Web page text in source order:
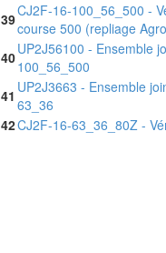
39CJ2F-16-100_56_500 -
course 500 (repliage
40UP2J56100 - Ensemble
100_56_500
41 UP2J3663 - Ensemble
63_36
42CJ2F-16-63_36_80Z -